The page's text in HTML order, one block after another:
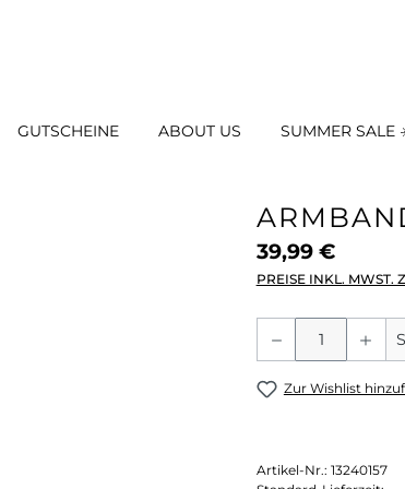
GUTSCHEINE ABOUT US SUMMER SALE
39,99 €
PREISE INKL. MWST.
Produkt
Zur Wishlist
Artikel-Nr.: 13240157